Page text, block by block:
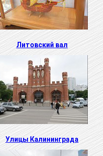
Литовский вал
Улицы Калининграда